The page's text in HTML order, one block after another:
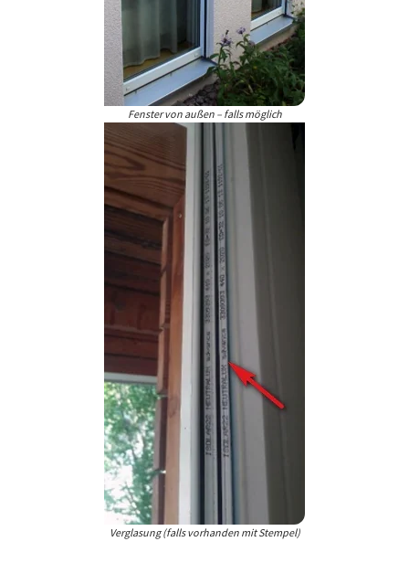
Fenster von außen – falls möglich
Verglasung (falls vorhanden mit Stempel)